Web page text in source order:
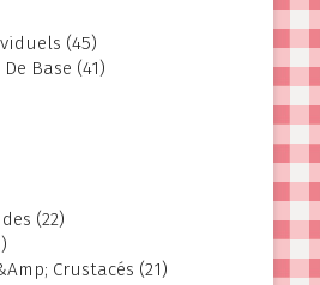
(45)
Base (41)
(22)
Crustacés (21)